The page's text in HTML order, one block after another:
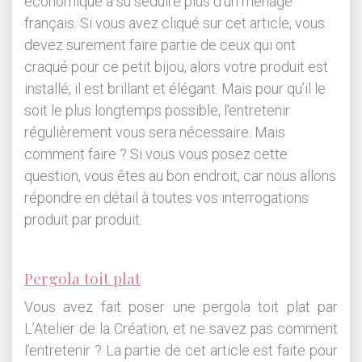
français. Si vous avez cliqué sur cet article, vous
devez surement faire partie de ceux qui ont
craqué pour ce petit bijou, alors votre produit est
installé, il est brillant et élégant. Mais pour qu’il le
soit le plus longtemps possible, l’entretenir
régulièrement vous sera nécessaire. Mais
comment faire ? Si vous vous posez cette
question, vous êtes au bon endroit, car nous allons
répondre en détail à toutes vos interrogations
produit par produit.
Pergola toit plat
Vous avez fait poser une pergola toit plat par
L’Atelier de la Création, et ne savez pas comment
l’entretenir ? La partie de cet article est faite pour